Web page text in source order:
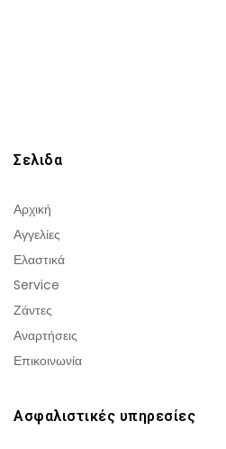
Σελιδα
Αρχική
Αγγελίες
Ελαστικά
Service
Ζάντες
Αναρτήσεις
Επικοινωνία
Ασφαλιστικές υπηρεσίες